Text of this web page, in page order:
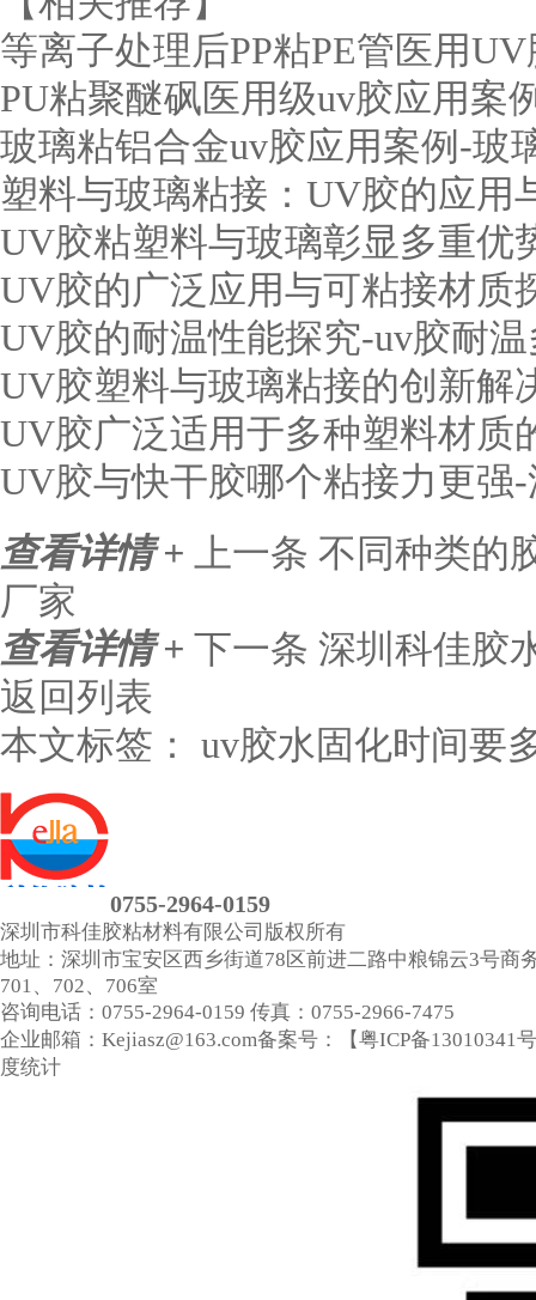
等离子处理后PP粘PE管医用
PU粘聚醚砜医用级uv胶应用案
玻璃粘铝合金uv胶应用案例-玻
塑料与玻璃粘接：UV胶的应用
UV胶粘塑料与玻璃彰显多重优
UV胶的广泛应用与可粘接材质
UV胶的耐温性能探究-uv胶耐
UV胶塑料与玻璃粘接的创新解
UV胶广泛适用于多种塑料材质
UV胶与快干胶哪个粘接力更强
查看详情 +
上一条 不同种类的
厂家
查看详情 + 下一条 深圳科佳胶
返回列表
本文标签： uv胶水固化时间要
0755-2964-0159
深圳市科佳胶粘材料有限公司 版权所有
地址：深圳市宝安区西乡街道78区前进二路中粮锦云3号商
701、702、706室
咨询电话：0755-2964-0159 传真：0755-2966-7475
企业邮箱：Kejiasz@163.com备案号：【粤ICP备13010341号
度统计